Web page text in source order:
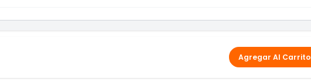
Agregar Al Carrito